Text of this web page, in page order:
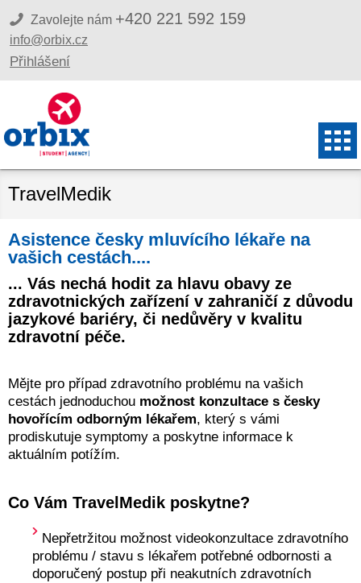
Zavolejte nám +420 221 592 159
info@orbix.cz
Přihlášení
TravelMedik
Asistence česky mluvícího lékaře na
vašich cestách....
... Vás nechá hodit za hlavu obavy ze
zdravotnických zařízení v zahraničí z důvodu
jazykové bariéry, či nedůvěry v kvalitu
zdravotní péče.
Mějte pro případ zdravotního problému na vašich
cestách jednoduchou možnost konzultace s česky
hovořícím odborným lékařem, který s vámi
prodiskutuje symptomy a poskytne informace k
aktuálním potížím.
Co Vám TravelMedik poskytne?
Nepřetržitou možnost videokonzultace zdravotního
problému / stavu s lékařem potřebné odbornosti a
doporučený postup při neakutních zdravotních